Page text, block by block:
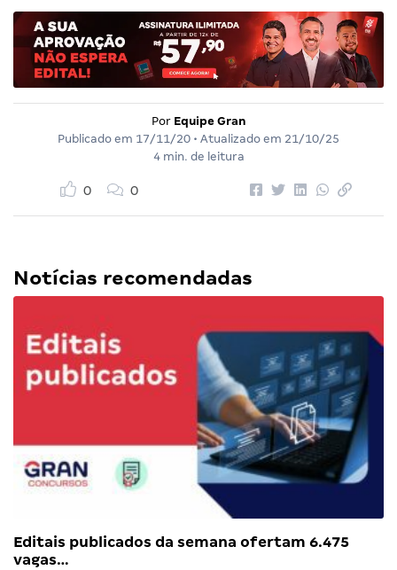
Por Equipe Gran
Publicado em 17/11/20 • Atualizado em 21/10/25
4 min. de leitura
0 0
Notícias recomendadas
Editais publicados da semana ofertam 6.475
vagas…